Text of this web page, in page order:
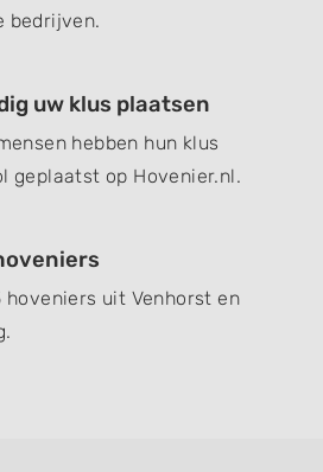
bedrijven.
uw klus plaatsen
hebben hun klus
geplaatst op Hovenier.nl.
hoveniers uit Venhorst en